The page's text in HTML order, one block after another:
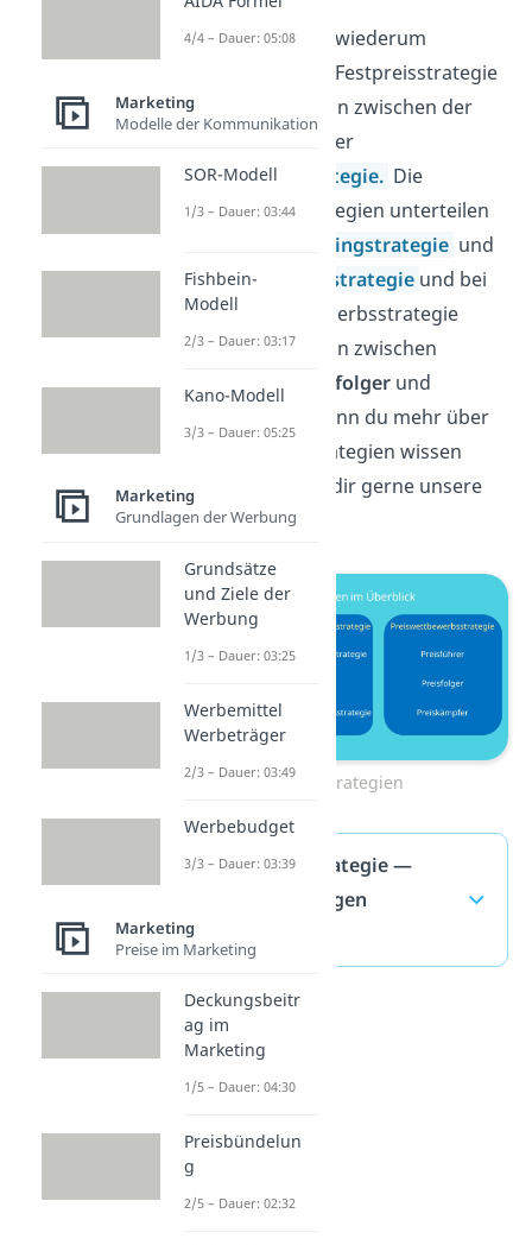
Diese lassen sich wiederum
aufteilen. Bei der Festpreisstrategie
unterscheidet man zwischen der
und der
Niedrigpreisstrategie. Die
Preisabfolgestrategien unterteilen
Skimmingstrategie und
diePenetrationsstrategie und bei
der Preiswettbewerbsstrategie
unterscheidet man zwischen
Preisführer, Preisfolgerund
Wenn du mehr über
die einzelnen Strategien wissen
möchtest, schau dir gerne unsere
Videos dazu an.
Preisstrategien
Hochpreisstrategie —
häufigste Fragen
4/4 – Dauer: 05:08
Marketing
Modelle der Kommunikation
SOR-Modell
1/3 – Dauer: 03:44
Fishbein-
Modell
2/3 – Dauer: 03:17
Kano-Modell
3/3 – Dauer: 05:25
Marketing
Grundlagen der Werbung
Grundsätze
und Ziele der
Werbung
1/3 – Dauer: 03:25
Werbemittel
Werbeträger
2/3 – Dauer: 03:49
Werbebudget
3/3 – Dauer: 03:39
Marketing
Preise im Marketing
Deckungsbeitr
ag im
Marketing
1/5 – Dauer: 04:30
Preisbündelun
g
2/5 – Dauer: 02:32